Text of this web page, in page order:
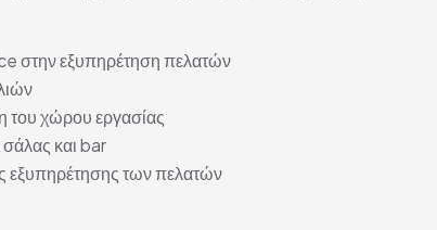
στην εξυπηρέτηση πελατών
του χώρου εργασίας
και bar
εξυπηρέτησης των πελατών